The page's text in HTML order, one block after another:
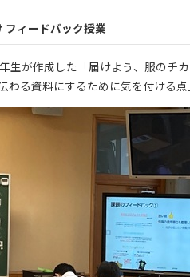
フィードバック授業
生が作成した「届けよう、服のチ
わる資料にするために気を付ける